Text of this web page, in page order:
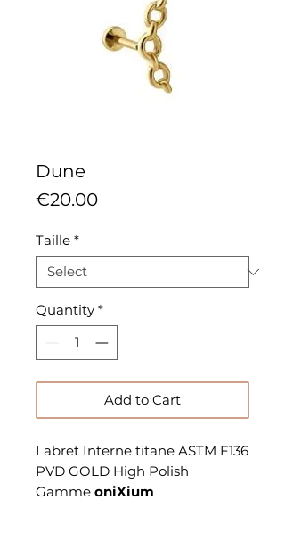
Dune
€20.00Price
Taille *
Quantity *
Add to Cart
Labret Interne titane ASTM F136
PVD GOLD High Polish
Gamme oniXium